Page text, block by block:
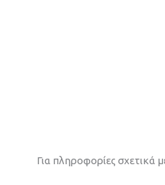
Για πληροφορίες σχετικά